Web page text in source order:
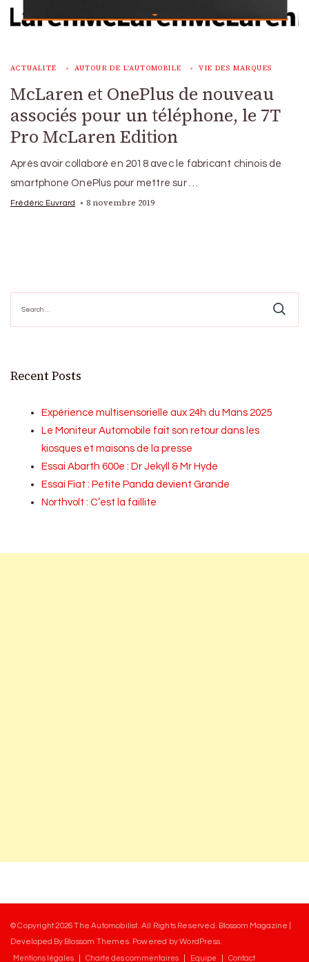
ACTUALITÉ AUTOUR DE L'AUTOMOBILE VIE DES MARQUES
McLaren et OnePlus de nouveau
associés pour un téléphone, le 7T
Pro McLaren Edition
Après avoir collaboré en 2018 avec le fabricant chinois de
smartphone OnePlus pour mettre sur …
Frédéric Euvrard 8 novembre 2019
for:
Recent Posts
Expérience multisensorielle aux 24h du Mans 2025
Le Moniteur Automobile fait son retour dans les
kiosques et maisons de la presse
Essai Abarth 600e : Dr Jekyll & Mr Hyde
Essai Fiat : Petite Panda devient Grande
Northvolt : C’est la faillite
© Copyright 2026The Automobilist. All Rights Reserved. Blossom Magazine |
Developed By Blossom Themes. Powered byWordPress
Mentions légales Charte des commentaires Equipe Contact